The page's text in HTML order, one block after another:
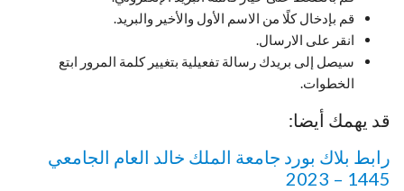
قم بإدخال كلًا من الاسم الأول والأخير والبريد.
انقر على الارسال.
سيصل إلى بريدك رسالة تفعيلية بتغيير كلمة المرور ابتع
الخطوات.
قد يهمك أيضا:
رابط بلاك بورد جامعة الملك خالد العام الجامعي
1445 – 2023